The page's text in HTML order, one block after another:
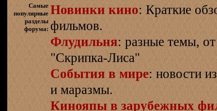
Самые
популярные
разделы
форума:
Новинки кино: Краткие
фильмов.
Флудильня: разные темы,
"Скрипка-Лиса"
События в мире: новости
и маразмы.
Кинояпы в зарубежных